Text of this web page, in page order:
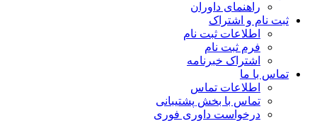
راهنمای داوران
ثبت نام و اشتراک
اطلاعات ثبت نام
فرم ثبت نام
اشتراک خبرنامه
تماس با ما
اطلاعات تماس
تماس با بخش پشتیبانی
درخواست داوری فوری